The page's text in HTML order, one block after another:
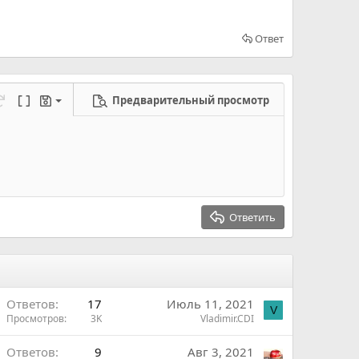
Ответ
Переключить BB код
Черновики Предварительный просмотр
Ответить
Ответов 17
Просмотров 3K
Июль 11, 2021
Vladimir.CDI
V
Ответов 9 Авг 3, 2021